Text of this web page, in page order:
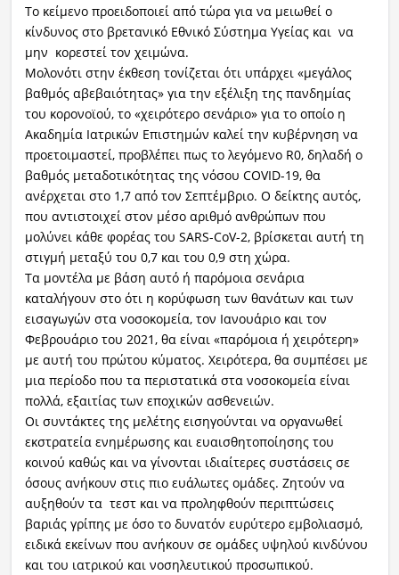
Το κείμενο προειδοποιεί από τώρα για να μειωθεί ο
κίνδυνος στο βρετανικό Εθνικό Σύστημα Υγείας και να
μην κορεστεί τον χειμώνα.
Μολονότι στην έκθεση τονίζεται ότι υπάρχει «μεγάλος
βαθμός αβεβαιότητας» για την εξέλιξη της πανδημίας
του κορονοϊού, το «χειρότερο σενάριο» για το οποίο η
Ακαδημία Ιατρικών Επιστημών καλεί την κυβέρνηση να
προετοιμαστεί, προβλέπει πως το λεγόμενο R0, δηλαδή ο
βαθμός μεταδοτικότητας της νόσου COVID-19, θα
ανέρχεται στο 1,7 από τον Σεπτέμβριο. Ο δείκτης αυτός,
που αντιστοιχεί στον μέσο αριθμό ανθρώπων που
μολύνει κάθε φορέας του SARS-CoV-2, βρίσκεται αυτή τη
στιγμή μεταξύ του 0,7 και του 0,9 στη χώρα.
Τα μοντέλα με βάση αυτό ή παρόμοια σενάρια
καταλήγουν στο ότι η κορύφωση των θανάτων και των
εισαγωγών στα νοσοκομεία, τον Ιανουάριο και τον
Φεβρουάριο του 2021, θα είναι «παρόμοια ή χειρότερη»
με αυτή του πρώτου κύματος. Χειρότερα, θα συμπέσει με
μια περίοδο που τα περιστατικά στα νοσοκομεία είναι
πολλά, εξαιτίας των εποχικών ασθενειών.
Οι συντάκτες της μελέτης εισηγούνται να οργανωθεί
εκστρατεία ενημέρωσης και ευαισθητοποίησης του
κοινού καθώς και να γίνονται ιδιαίτερες συστάσεις σε
όσους ανήκουν στις πιο ευάλωτες ομάδες. Ζητούν να
αυξηθούν τα τεστ και να προληφθούν περιπτώσεις
βαριάς γρίπης με όσο το δυνατόν ευρύτερο εμβολιασμό,
ειδικά εκείνων που ανήκουν σε ομάδες υψηλού κινδύνου
και του ιατρικού και νοσηλευτικού προσωπικού.